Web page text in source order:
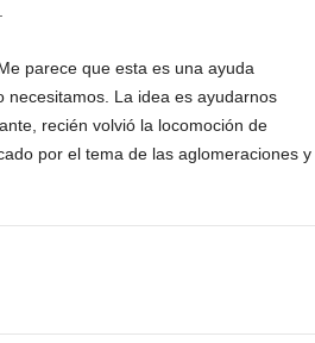
parece que esta es una ayuda
La idea es ayudarnos
recién volvió la locomoción de
por el tema de las aglomeraciones y